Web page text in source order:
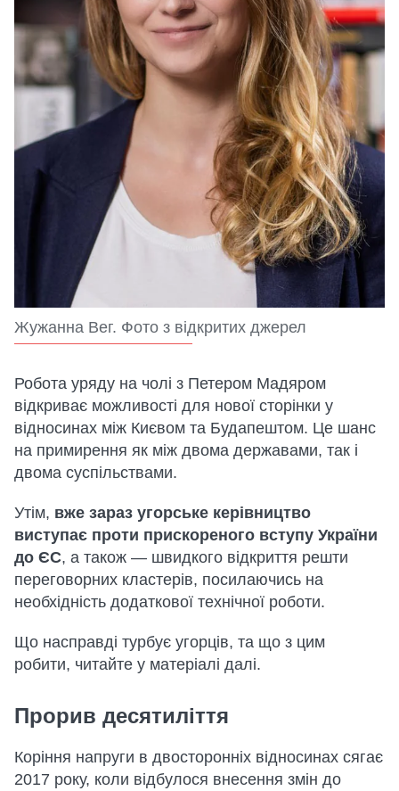
Жужанна Вег. Фото з відкритих джерел
Робота уряду на чолі з Петером Мадяром
відкриває можливості для нової сторінки у
відносинах між Києвом та Будапештом. Це шанс
на примирення як між двома державами, так і
двома суспільствами.
Утім, вже зараз угорське керівництво
виступає проти прискореного вступу України
до ЄС, а також — швидкого відкриття решти
переговорних кластерів, посилаючись на
необхідність додаткової технічної роботи.
Що насправді турбує угорців, та що з цим
робити, читайте у матеріалі далі.
Прорив десятиліття
Коріння напруги в двосторонніх відносинах сягає
2017 року, коли відбулося внесення змін до